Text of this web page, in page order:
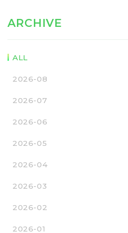
ARCHIVE
ALL
2026-08
2026-07
2026-06
2026-05
2026-04
2026-03
2026-02
2026-01